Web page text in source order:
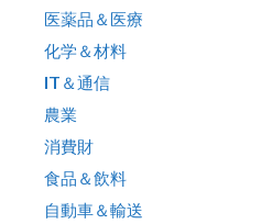
医薬品＆医療
化学＆材料
IT＆通信
農業
消費財
食品＆飲料
自動車＆輸送